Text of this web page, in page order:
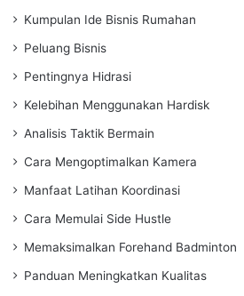
Kumpulan Ide Bisnis Rumahan
Peluang Bisnis
Pentingnya Hidrasi
Kelebihan Menggunakan Hardisk
Analisis Taktik Bermain
Cara Mengoptimalkan Kamera
Manfaat Latihan Koordinasi
Cara Memulai Side Hustle
Memaksimalkan Forehand Badminton
Panduan Meningkatkan Kualitas